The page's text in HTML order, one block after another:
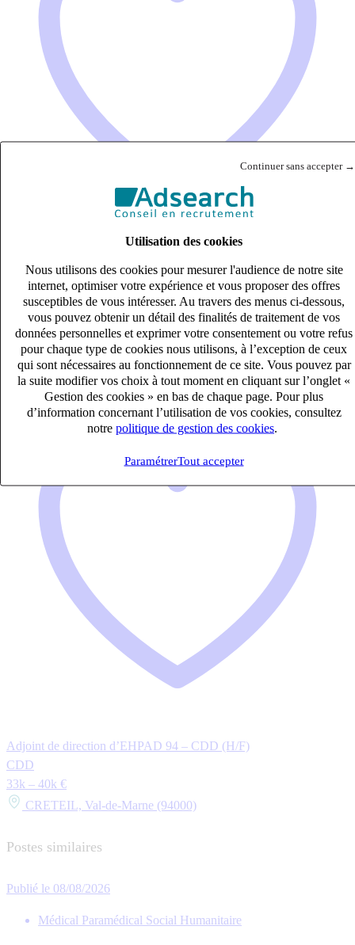
Continuer sans accepter →
Utilisation des cookies
Nous utilisons des cookies pour mesurer l'audience de notre site
internet, optimiser votre expérience et vous proposer des offres
susceptibles de vous intéresser. Au travers des menus ci-dessous,
vous pouvez obtenir un détail des finalités de traitement de vos
données personnelles et exprimer votre consentement ou votre refus
pour chaque type de cookies nous utilisons, à l’exception de ceux
qui sont nécessaires au fonctionnement de ce site. Vous pouvez par
la suite modifier vos choix à tout moment en cliquant sur l’onglet «
Gestion des cookies » en bas de chaque page. Pour plus
d’information concernant l’utilisation de vos cookies, consultez
notre politique de gestion des cookies
ParamétrerTout accepter
CDI
60k – 70k €
TAVERNY, Val-d'Oise (95150)
Publié le 08/08/2026
Médical Paramédical Social Humanitaire
Adjoint de direction d’EHPAD 94 – CDD (H/F)
CDD
33k – 40k €
CRETEIL, Val-de-Marne (94000)
Postes similaires
Publié le 08/08/2026
Médical Paramédical Social Humanitaire